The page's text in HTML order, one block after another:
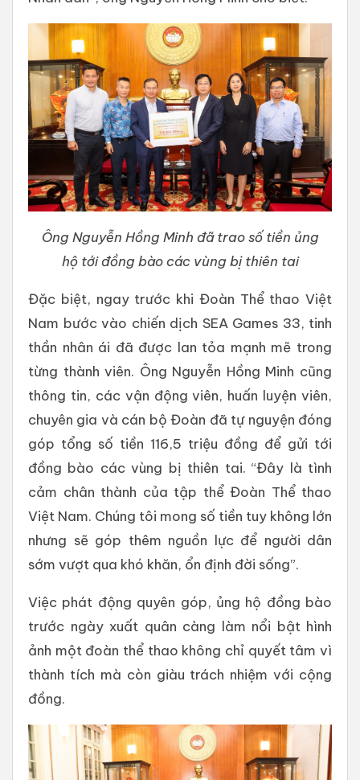
Ông Nguyễn Hồng Minh đã trao số tiền ủng
hộ tới đồng bào các vùng bị thiên tai
Đặc biệt, ngay trước khi Đoàn Thể thao Việt
Nam bước vào chiến dịch SEA Games 33, tinh
thần nhân ái đã được lan tỏa mạnh mẽ trong
từng thành viên. Ông Nguyễn Hồng Minh cũng
thông tin, các vận động viên, huấn luyện viên,
chuyên gia và cán bộ Đoàn đã tự nguyện đóng
góp tổng số tiền 116,5 triệu đồng để gửi tới
đồng bào các vùng bị thiên tai. “Đây là tình
cảm chân thành của tập thể Đoàn Thể thao
Việt Nam. Chúng tôi mong số tiền tuy không lớn
nhưng sẽ góp thêm nguồn lực để người dân
sớm vượt qua khó khăn, ổn định đời sống”.
Việc phát động quyên góp, ủng hộ đồng bào
trước ngày xuất quân càng làm nổi bật hình
ảnh một đoàn thể thao không chỉ quyết tâm vì
thành tích mà còn giàu trách nhiệm với cộng
đồng.